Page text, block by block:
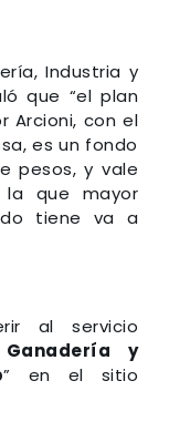
Industria y
que “el plan
Arcioni, con el
es un fondo
pesos, y vale
la que mayor
tiene va a
al servicio
y
” en el sitio